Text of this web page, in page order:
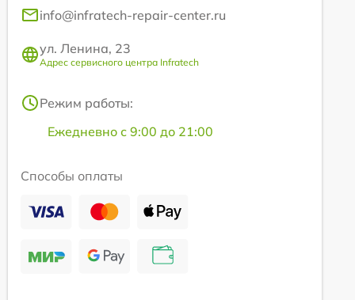
info@infratech-repair-center.ru
ул. Ленина, 23
Адрес сервисного центра Infratech
Режим работы:
Ежедневно с 9:00 до 21:00
Способы оплаты